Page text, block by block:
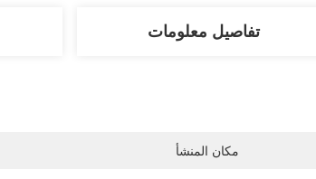
تفاصيل معلومات
مكان المنشأ